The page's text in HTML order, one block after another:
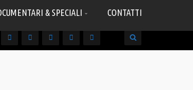
& SPECIALI CONTATTI